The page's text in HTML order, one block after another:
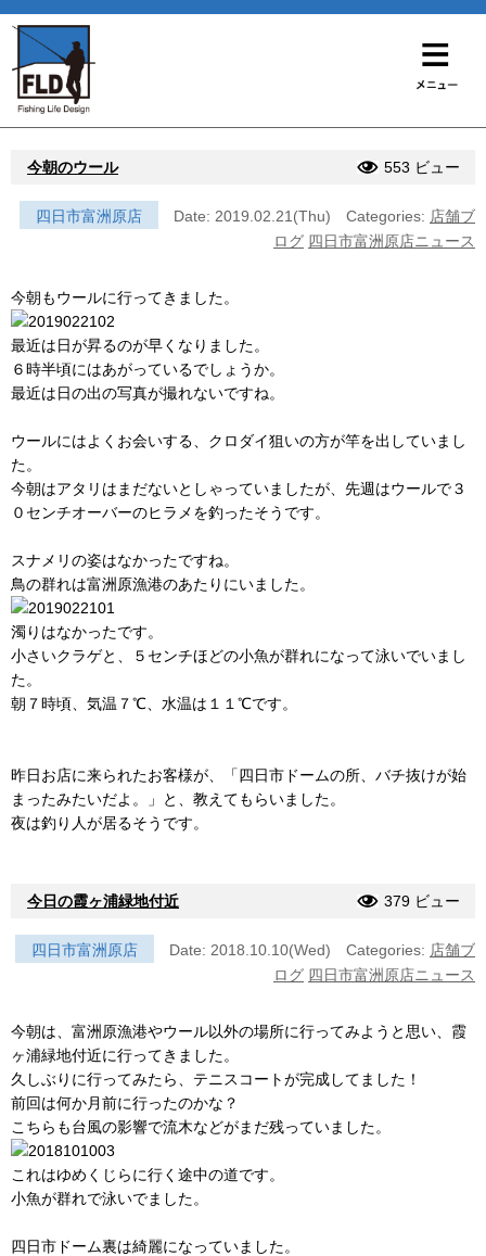
今朝のウール 553 ビュー
四日市富洲原店 Date: 2019.02.21(Thu) Categories: 店舗ブ
ログ 四日市富洲原店ニュース
今朝もウールに行ってきました。
最近は日が昇るのが早くなりました。
６時半頃にはあがっているでしょうか。
最近は日の出の写真が撮れないですね。
ウールにはよくお会いする、クロダイ狙いの方が竿を出していまし
た。
今朝はアタリはまだないとしゃっていましたが、先週はウールで３
０センチオーバーのヒラメを釣ったそうです。
スナメリの姿はなかったですね。
鳥の群れは富洲原漁港のあたりにいました。
濁りはなかったです。
小さいクラゲと、５センチほどの小魚が群れになって泳いでいまし
た。
朝７時頃、気温７℃、水温は１１℃です。
昨日お店に来られたお客様が、「四日市ドームの所、バチ抜けが始
まったみたいだよ。」と、教えてもらいました。
夜は釣り人が居るそうです。
今日の霞ヶ浦緑地付近 379 ビュー
四日市富洲原店 Date: 2018.10.10(Wed) Categories: 店舗ブ
ログ 四日市富洲原店ニュース
今朝は、富洲原漁港やウール以外の場所に行ってみようと思い、霞
ヶ浦緑地付近に行ってきました。
久しぶりに行ってみたら、テニスコートが完成してました！
前回は何か月前に行ったのかな？
こちらも台風の影響で流木などがまだ残っていました。
これはゆめくじらに行く途中の道です。
小魚が群れで泳いでました。
四日市ドーム裏は綺麗になっていました。